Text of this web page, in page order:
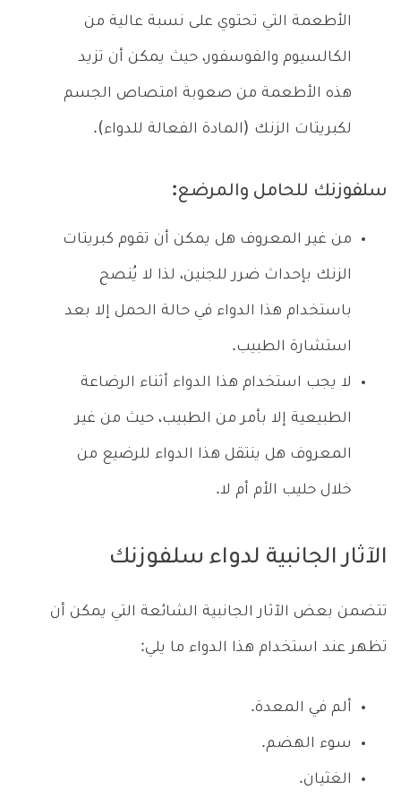
الأطعمة التي تحتوي على نسبة عالية من
الكالسيوم والفوسفور، حيث يمكن أن تزيد
هذه الأطعمة من صعوبة امتصاص الجسم
لكبريتات الزنك (المادة الفعالة للدواء).
سلفوزنك للحامل والمرضع:
من غير المعروف هل يمكن أن تقوم كبريتات
الزنك بإحداث ضرر للجنين، لذا لا يُنصح
باستخدام هذا الدواء في حالة الحمل إلا بعد
استشارة الطبيب.
لا يجب استخدام هذا الدواء أثناء الرضاعة
الطبيعية إلا بأمر من الطبيب، حيث من غير
المعروف هل ينتقل هذا الدواء للرضيع من
خلال حليب الأم أم لا.
الآثار الجانبية لدواء سلفوزنك
تتضمن بعض الآثار الجانبية الشائعة التي يمكن أن
تظهر عند استخدام هذا الدواء ما يلي:
ألم في المعدة.
سوء الهضم.
الغثيان.